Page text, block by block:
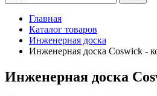
Главная
Каталог товаров
Инженерная доска
Инженерная доска Coswick -
Инженерная доска